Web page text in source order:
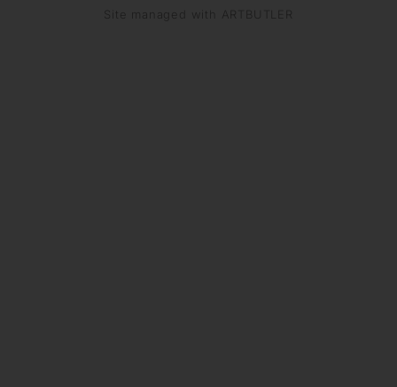
Site managed with ARTBUTLER